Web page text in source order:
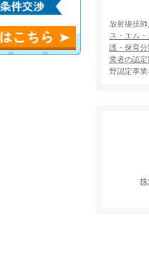
放射線技
ス・エム・
護・保育
業者の認定
野認定事業
株